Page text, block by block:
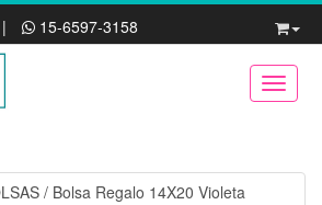
| 15-6597-3158
/ Bolsa Regalo 14X20 Violeta